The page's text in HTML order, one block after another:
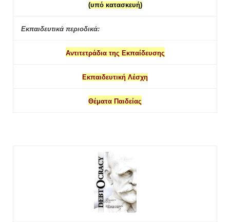
(υπό κατασκευή)
Εκπαιδευτικά περιοδικά:
Αντιτετράδια της Εκπαίδευσης
Εκπαιδευτική Λέσχη
Θέματα Παιδείας